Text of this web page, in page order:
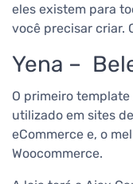
eles existem para
você precisar criar.
Yena –
O primeiro template
utilizado em sites
eCommerce e, o
Woocommerce.